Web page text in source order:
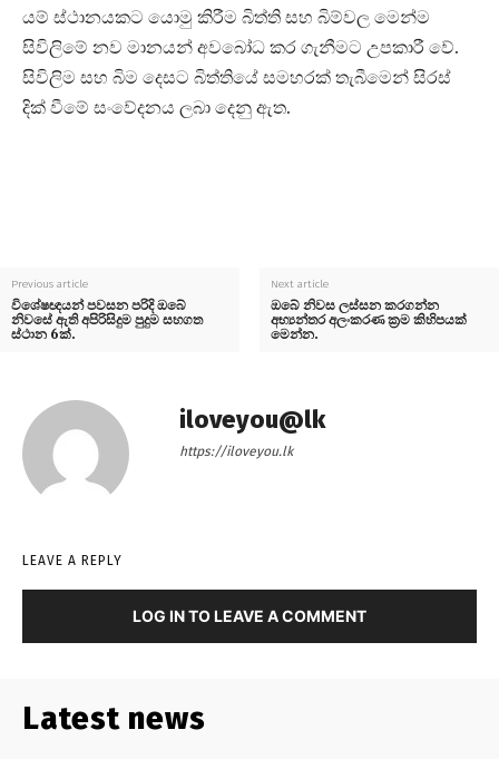
යම් ස්ථානයකට යොමු කිරීම බිත්ති සහ බිම්වල මෙන්ම
සිවිලිමේ නව මානයන් අවබෝධ කර ගැනීමට උපකාරී වේ.
සිවිලිම සහ බිම දෙසට බිත්තියේ සමහරක් තැබීමෙන් සිරස්
දික් වීමේ සංවේදනය ලබා දෙනු ඇත.
Previous article
විශේෂඥයන් පවසන පරිදි ඔබේ
නිවසේ ඇති අපිරිසිදුම පුදුම සහගත
ස්ථාන 6ක්.
Next article
ඔබේ නිවස ලස්සන කරගන්න
අභ්‍යන්තර අලංකරණ ක්‍රම කිහිපයක්
මෙන්න.
iloveyou@lk
https://iloveyou.lk
LEAVE A REPLY
LOG IN TO LEAVE A COMMENT
Latest news